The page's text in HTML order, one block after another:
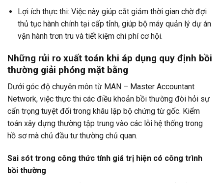
Lợi ích thực thi: Việc này giúp cắt giảm thời gian chờ đợi
thủ tục hành chính tại cấp tỉnh, giúp bộ máy quản lý dự án
vận hành trơn tru và tiết kiệm chi phí cơ hội.
Những rủi ro xuất toán khi áp dụng quy định bồi
thường giải phóng mặt bằng
Dưới góc độ chuyên môn từ MAN – Master Accountant
Network, việc thực thi các điều khoản bồi thường đòi hỏi sự
cẩn trọng tuyệt đối trong khâu lập bộ chứng từ gốc. Kiểm
toán xây dựng thường tập trung vào các lỗi hệ thống trong
hồ sơ mà chủ đầu tư thường chủ quan.
Sai sót trong công thức tính giá trị hiện có công trình
bồi thường